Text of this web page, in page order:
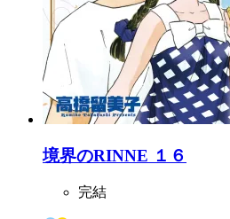
境界のRINNE １６
完結